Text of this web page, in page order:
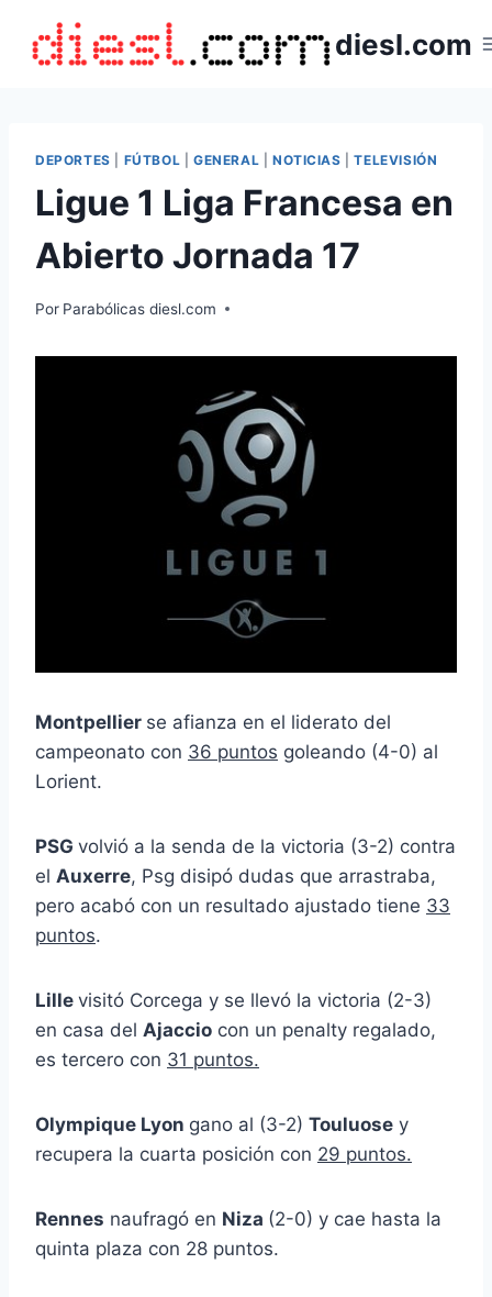
contenido
diesl.com
DEPORTES FÚTBOL GENERAL NOTICIAS |TELEVISIÓN
Ligue 1 Liga Francesa en
Abierto Jornada 17
Por Parabólicas diesl.com
Montpellier se afianza en el liderato del
campeonato con 36 puntos goleando (4-0) al
Lorient.
PSG volvió a la senda de la victoria (3-2) contra
el Auxerre, Psg disipó dudas que arrastraba,
pero acabó con un resultado ajustado tiene 33
puntos.
Lille visitó Corcega y se llevó la victoria (2-3)
en casa del Ajaccio con un penalty regalado,
es tercero con 31 puntos.
Olympique Lyon gano al (3-2) Touluose y
recupera la cuarta posición con 29 puntos.
Rennes naufragó en Niza (2-0) y cae hasta la
quinta plaza con 28 puntos.